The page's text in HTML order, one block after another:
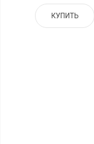
КУПИТЬ